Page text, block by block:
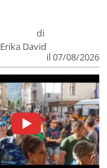
di
Erika David
il 07/08/2026